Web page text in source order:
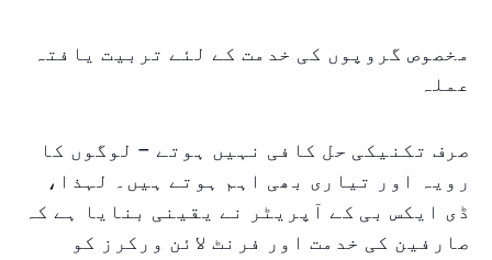
مخصوص گروپوں کی خدمت کے لئے تربیت یافتہ
عملہ
صرف تکنیکی حل کافی نہیں ہوتے – لوگوں کا
رویہ اور تیاری بھی اہم ہوتے ہیں۔ لہذا،
ڈی ایکس بی کے آپریٹر نے یقینی بنایا ہے کہ
صارفین کی خدمت اور فرنٹ لائن ورکرز کو